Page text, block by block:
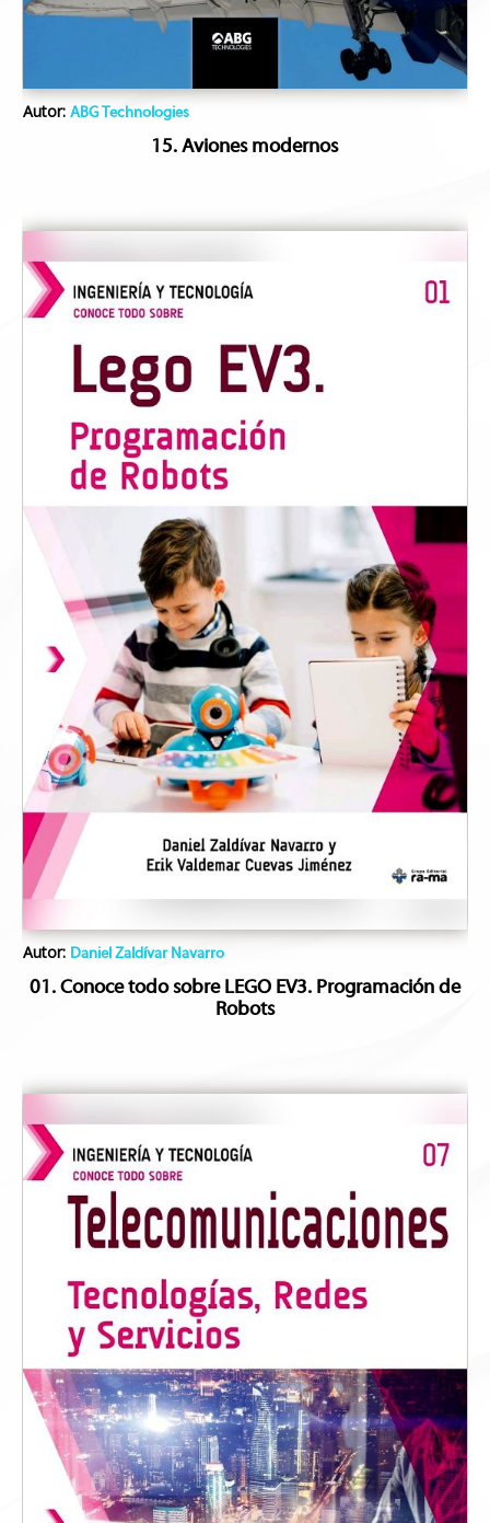
Autor:ABG Technologies
15. Aviones modernos
Autor: Daniel Zaldívar Navarro
01. Conoce todo sobre LEGO EV3. Programación de
Robots